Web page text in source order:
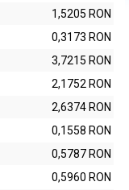
1,5205 RON
0,3173 RON
3,7215 RON
2,1752 RON
2,6374 RON
0,1558 RON
0,5787 RON
0,5960 RON